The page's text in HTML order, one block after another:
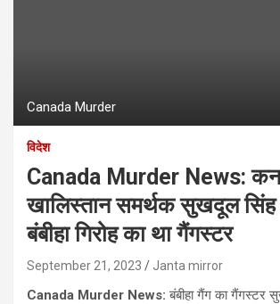
Canada Murder
विदेश
Canada Murder News:
खालिस्तान समर्थक सुखदूल सिंह
बंबीहा गिरोह का था गैंगस्टर
September 21, 2023 Janta mirror
Canada Murder News:बंबीहा गैंग का गैंगस्टर